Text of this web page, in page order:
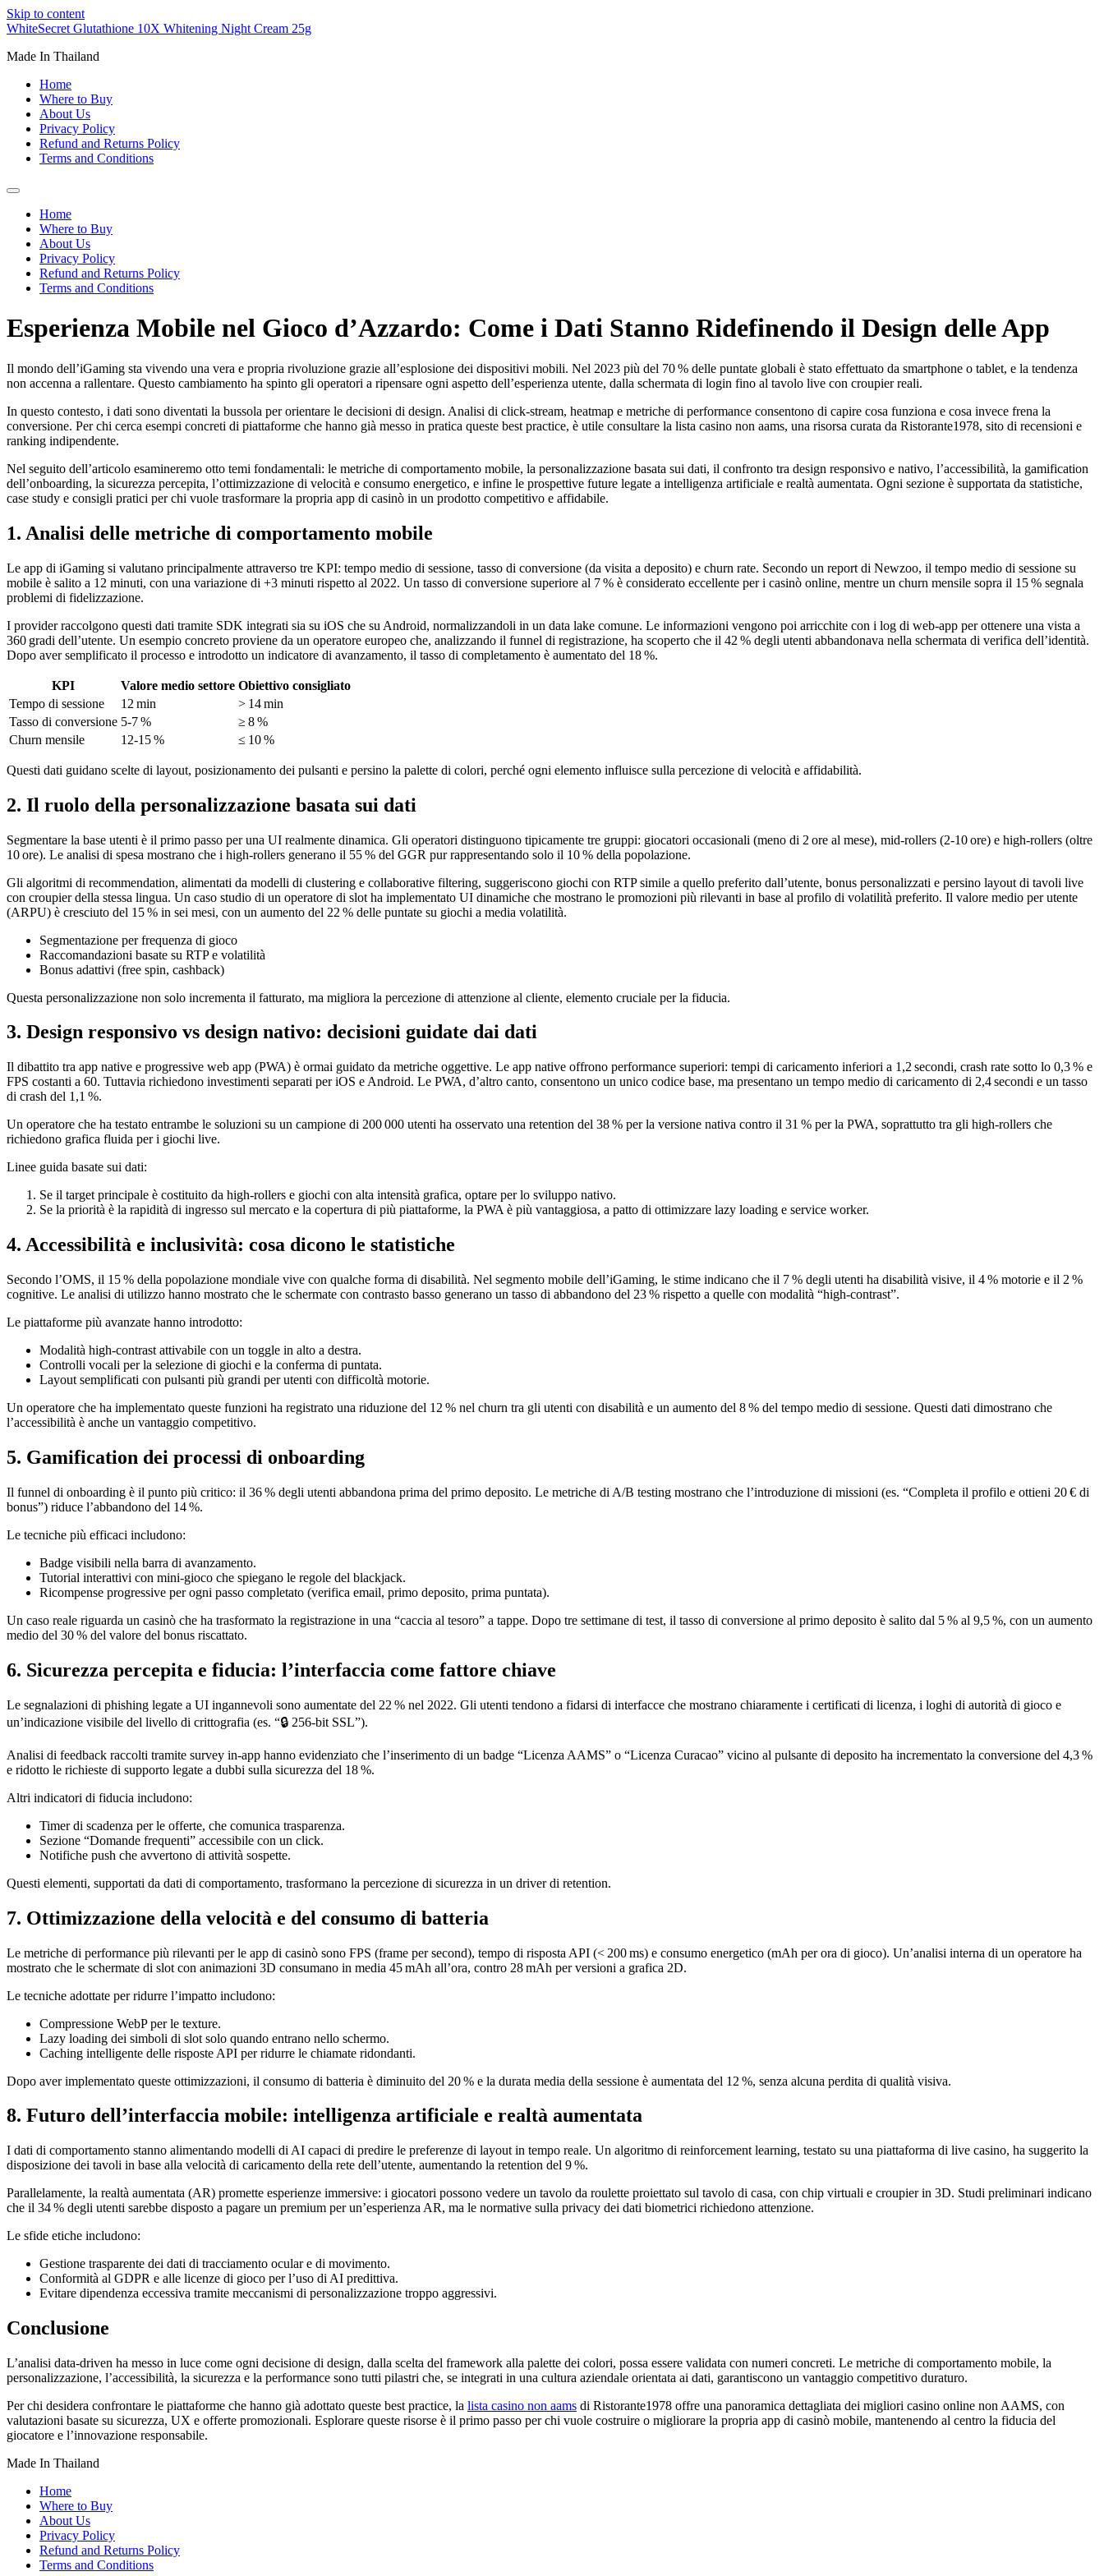
Skip to content
WhiteSecret Glutathione 10X Whitening Night Cream 25g
Made In Thailand
Home
Where to Buy
About Us
Privacy Policy
Refund and Returns Policy
Terms and Conditions
Home
Where to Buy
About Us
Privacy Policy
Refund and Returns Policy
Terms and Conditions
Esperienza Mobile nel Gioco d’Azzardo: Come i Dati Stanno Ridefinendo il Design delle App
Il mondo dell’iGaming sta vivendo una vera e propria rivoluzione grazie all’esplosione dei dispositivi mobili. Nel 2023 più del 70 % delle puntate globali è stato effettuato da smartphone o tablet, e la tendenza
non accenna a rallentare. Questo cambiamento ha spinto gli operatori a ripensare ogni aspetto dell’esperienza utente, dalla schermata di login fino al tavolo live con croupier reali.
In questo contesto, i dati sono diventati la bussola per orientare le decisioni di design. Analisi di click‑stream, heatmap e metriche di performance consentono di capire cosa funziona e cosa invece frena la
conversione. Per chi cerca esempi concreti di piattaforme che hanno già messo in pratica queste best practice, è utile consultare la lista casino non aams, una risorsa curata da Ristorante1978, sito di recensioni e
ranking indipendente.
Nel seguito dell’articolo esamineremo otto temi fondamentali: le metriche di comportamento mobile, la personalizzazione basata sui dati, il confronto tra design responsivo e nativo, l’accessibilità, la gamification
dell’onboarding, la sicurezza percepita, l’ottimizzazione di velocità e consumo energetico, e infine le prospettive future legate a intelligenza artificiale e realtà aumentata. Ogni sezione è supportata da statistiche,
case study e consigli pratici per chi vuole trasformare la propria app di casinò in un prodotto competitivo e affidabile.
1. Analisi delle metriche di comportamento mobile
Le app di iGaming si valutano principalmente attraverso tre KPI: tempo medio di sessione, tasso di conversione (da visita a deposito) e churn rate. Secondo un report di Newzoo, il tempo medio di sessione su
mobile è salito a 12 minuti, con una variazione di +3 minuti rispetto al 2022. Un tasso di conversione superiore al 7 % è considerato eccellente per i casinò online, mentre un churn mensile sopra il 15 % segnala
problemi di fidelizzazione.
I provider raccolgono questi dati tramite SDK integrati sia su iOS che su Android, normalizzandoli in un data lake comune. Le informazioni vengono poi arricchite con i log di web‑app per ottenere una vista a
360 gradi dell’utente. Un esempio concreto proviene da un operatore europeo che, analizzando il funnel di registrazione, ha scoperto che il 42 % degli utenti abbandonava nella schermata di verifica dell’identità.
Dopo aver semplificato il processo e introdotto un indicatore di avanzamento, il tasso di completamento è aumentato del 18 %.
KPI Valore medio settore Obiettivo consigliato
Tempo di sessione
12 min
> 14 min
Tasso di conversione 5‑7 %
≥ 8 %
Churn mensile
12‑15 % ≤ 10 %
Questi dati guidano scelte di layout, posizionamento dei pulsanti e persino la palette di colori, perché ogni elemento influisce sulla percezione di velocità e affidabilità.
2. Il ruolo della personalizzazione basata sui dati
Segmentare la base utenti è il primo passo per una UI realmente dinamica. Gli operatori distinguono tipicamente tre gruppi: giocatori occasionali (meno di 2 ore al mese), mid‑rollers (2‑10 ore) e high‑rollers (oltre
10 ore). Le analisi di spesa mostrano che i high‑rollers generano il 55 % del GGR pur rappresentando solo il 10 % della popolazione.
Gli algoritmi di recommendation, alimentati da modelli di clustering e collaborative filtering, suggeriscono giochi con RTP simile a quello preferito dall’utente, bonus personalizzati e persino layout di tavoli live
con croupier della stessa lingua. Un caso studio di un operatore di slot ha implementato UI dinamiche che mostrano le promozioni più rilevanti in base al profilo di volatilità preferito. Il valore medio per utente
(ARPU) è cresciuto del 15 % in sei mesi, con un aumento del 22 % delle puntate su giochi a media volatilità.
Segmentazione per frequenza di gioco
Raccomandazioni basate su RTP e volatilità
Bonus adattivi (free spin, cashback)
Questa personalizzazione non solo incrementa il fatturato, ma migliora la percezione di attenzione al cliente, elemento cruciale per la fiducia.
3. Design responsivo vs design nativo: decisioni guidate dai dati
Il dibattito tra app native e progressive web app (PWA) è ormai guidato da metriche oggettive. Le app native offrono performance superiori: tempi di caricamento inferiori a 1,2 secondi, crash rate sotto lo 0,3 % e
FPS costanti a 60. Tuttavia richiedono investimenti separati per iOS e Android. Le PWA, d’altro canto, consentono un unico codice base, ma presentano un tempo medio di caricamento di 2,4 secondi e un tasso
di crash del 1,1 %.
Un operatore che ha testato entrambe le soluzioni su un campione di 200 000 utenti ha osservato una retention del 38 % per la versione nativa contro il 31 % per la PWA, soprattutto tra gli high‑rollers che
richiedono grafica fluida per i giochi live.
Linee guida basate sui dati:
Se il target principale è costituito da high‑rollers e giochi con alta intensità grafica, optare per lo sviluppo nativo.
Se la priorità è la rapidità di ingresso sul mercato e la copertura di più piattaforme, la PWA è più vantaggiosa, a patto di ottimizzare lazy loading e service worker.
4. Accessibilità e inclusività: cosa dicono le statistiche
Secondo l’OMS, il 15 % della popolazione mondiale vive con qualche forma di disabilità. Nel segmento mobile dell’iGaming, le stime indicano che il 7 % degli utenti ha disabilità visive, il 4 % motorie e il 2 %
cognitive. Le analisi di utilizzo hanno mostrato che le schermate con contrasto basso generano un tasso di abbandono del 23 % rispetto a quelle con modalità “high‑contrast”.
Le piattaforme più avanzate hanno introdotto:
Modalità high‑contrast attivabile con un toggle in alto a destra.
Controlli vocali per la selezione di giochi e la conferma di puntata.
Layout semplificati con pulsanti più grandi per utenti con difficoltà motorie.
Un operatore che ha implementato queste funzioni ha registrato una riduzione del 12 % nel churn tra gli utenti con disabilità e un aumento del 8 % del tempo medio di sessione. Questi dati dimostrano che
l’accessibilità è anche un vantaggio competitivo.
5. Gamification dei processi di onboarding
Il funnel di onboarding è il punto più critico: il 36 % degli utenti abbandona prima del primo deposito. Le metriche di A/B testing mostrano che l’introduzione di missioni (es. “Completa il profilo e ottieni 20 € di
bonus”) riduce l’abbandono del 14 %.
Le tecniche più efficaci includono:
Badge visibili nella barra di avanzamento.
Tutorial interattivi con mini‑gioco che spiegano le regole del blackjack.
Ricompense progressive per ogni passo completato (verifica email, primo deposito, prima puntata).
Un caso reale riguarda un casinò che ha trasformato la registrazione in una “caccia al tesoro” a tappe. Dopo tre settimane di test, il tasso di conversione al primo deposito è salito dal 5 % al 9,5 %, con un aumento
medio del 30 % del valore del bonus riscattato.
6. Sicurezza percepita e fiducia: l’interfaccia come fattore chiave
Le segnalazioni di phishing legate a UI ingannevoli sono aumentate del 22 % nel 2022. Gli utenti tendono a fidarsi di interfacce che mostrano chiaramente i certificati di licenza, i loghi di autorità di gioco e
un’indicazione visibile del livello di crittografia (es. “🔒 256‑bit SSL”).
Analisi di feedback raccolti tramite survey in‑app hanno evidenziato che l’inserimento di un badge “Licenza AAMS” o “Licenza Curacao” vicino al pulsante di deposito ha incrementato la conversione del 4,3 %
e ridotto le richieste di supporto legate a dubbi sulla sicurezza del 18 %.
Altri indicatori di fiducia includono:
Timer di scadenza per le offerte, che comunica trasparenza.
Sezione “Domande frequenti” accessibile con un click.
Notifiche push che avvertono di attività sospette.
Questi elementi, supportati da dati di comportamento, trasformano la percezione di sicurezza in un driver di retention.
7. Ottimizzazione della velocità e del consumo di batteria
Le metriche di performance più rilevanti per le app di casinò sono FPS (frame per second), tempo di risposta API (< 200 ms) e consumo energetico (mAh per ora di gioco). Un’analisi interna di un operatore ha
mostrato che le schermate di slot con animazioni 3D consumano in media 45 mAh all’ora, contro 28 mAh per versioni a grafica 2D.
Le tecniche adottate per ridurre l’impatto includono:
Compressione WebP per le texture.
Lazy loading dei simboli di slot solo quando entrano nello schermo.
Caching intelligente delle risposte API per ridurre le chiamate ridondanti.
Dopo aver implementato queste ottimizzazioni, il consumo di batteria è diminuito del 20 % e la durata media della sessione è aumentata del 12 %, senza alcuna perdita di qualità visiva.
8. Futuro dell’interfaccia mobile: intelligenza artificiale e realtà aumentata
I dati di comportamento stanno alimentando modelli di AI capaci di predire le preferenze di layout in tempo reale. Un algoritmo di reinforcement learning, testato su una piattaforma di live casino, ha suggerito la
disposizione dei tavoli in base alla velocità di caricamento della rete dell’utente, aumentando la retention del 9 %.
Parallelamente, la realtà aumentata (AR) promette esperienze immersive: i giocatori possono vedere un tavolo da roulette proiettato sul tavolo di casa, con chip virtuali e croupier in 3D. Studi preliminari indicano
che il 34 % degli utenti sarebbe disposto a pagare un premium per un’esperienza AR, ma le normative sulla privacy dei dati biometrici richiedono attenzione.
Le sfide etiche includono:
Gestione trasparente dei dati di tracciamento ocular e di movimento.
Conformità al GDPR e alle licenze di gioco per l’uso di AI predittiva.
Evitare dipendenza eccessiva tramite meccanismi di personalizzazione troppo aggressivi.
Conclusione
L’analisi data‑driven ha messo in luce come ogni decisione di design, dalla scelta del framework alla palette dei colori, possa essere validata con numeri concreti. Le metriche di comportamento mobile, la
personalizzazione, l’accessibilità, la sicurezza e la performance sono tutti pilastri che, se integrati in una cultura aziendale orientata ai dati, garantiscono un vantaggio competitivo duraturo.
Per chi desidera confrontare le piattaforme che hanno già adottato queste best practice, la lista casino non aams di Ristorante1978 offre una panoramica dettagliata dei migliori casino online non AAMS, con
valutazioni basate su sicurezza, UX e offerte promozionali. Esplorare queste risorse è il primo passo per chi vuole costruire o migliorare la propria app di casinò mobile, mantenendo al centro la fiducia del
giocatore e l’innovazione responsabile.
Made In Thailand
Home
Where to Buy
About Us
Privacy Policy
Refund and Returns Policy
Terms and Conditions